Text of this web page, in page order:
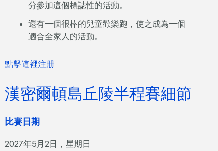
分參加這個標誌性的活動。
還有一個很棒的兒童歡樂跑，使之成為一個
適合全家人的活動。
點擊這裡注册
漢密爾頓島丘陵半程賽細節
比賽日期
2027年5月2日，星期日